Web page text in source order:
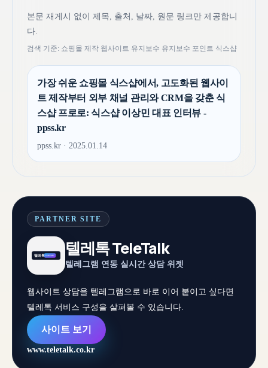
본문 재게시 없이 제목, 출처, 날짜, 원문 링크만 제공합니
다.
검색 기준: 쇼핑몰 제작 웹사이트 유지보수 유지보수 포인트 식스샵
가장 쉬운 쇼핑몰 식스샵에서, 고도화된 웹사이
트 제작부터 외부 채널 관리와 CRM을 갖춘 식
스샵 프로로: 식스샵 이상민 대표 인터뷰 -
ppss.kr
ppss.kr · 2025.01.14
PARTNER SITE
텔레톡 TeleTalk
텔레그램 연동 실시간 상담 위젯
웹사이트 상담을 텔레그램으로 바로 이어 붙이고 싶다면
텔레톡 서비스 구성을 살펴볼 수 있습니다.
사이트 보기
www.teletalk.co.kr